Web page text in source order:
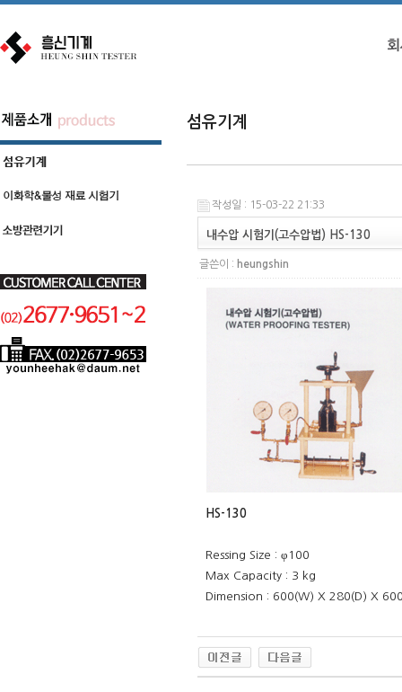
섬유기계
작성일 : 15-03-22 21:33
내수압 시험기(고수압법) HS-130
글쓴이 : heungshin
HS-130
Ressing Size : φ100
Max Capacity : 3 kg
Dimension : 600(W) X 280(D) X